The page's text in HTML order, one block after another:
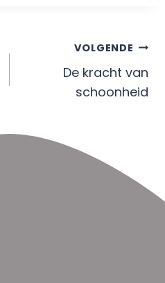
VOLGENDE
De kracht van
schoonheid